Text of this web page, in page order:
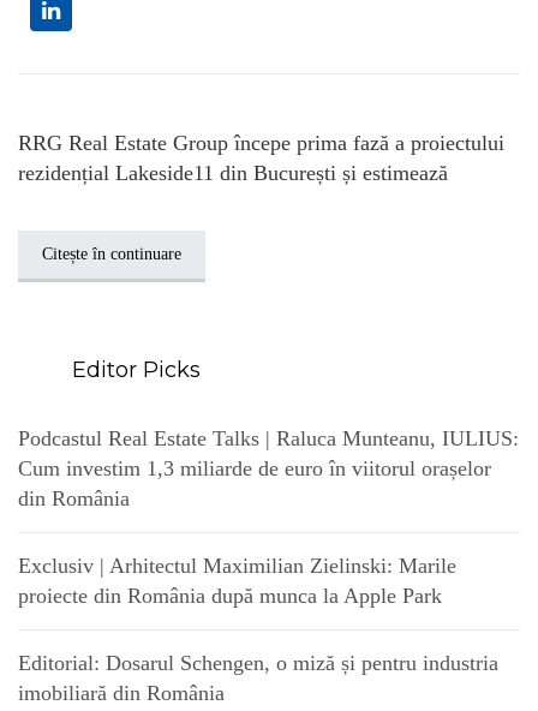
RRG Real Estate Group începe prima fază a proiectului
rezidențial Lakeside11 din București și estimează
Citește în continuare
Editor Picks
Podcastul Real Estate Talks | Raluca Munteanu, IULIUS:
Cum investim 1,3 miliarde de euro în viitorul orașelor
din România
Exclusiv | Arhitectul Maximilian Zielinski: Marile
proiecte din România după munca la Apple Park
Editorial: Dosarul Schengen, o miză și pentru industria
imobiliară din România